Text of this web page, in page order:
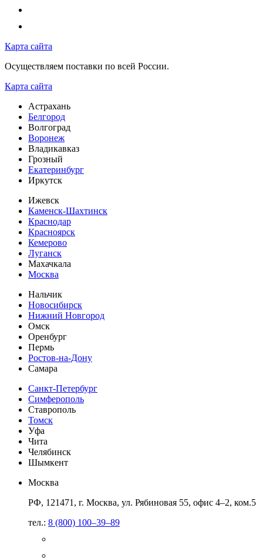
Карта сайта
Осуществляем поставки по всей России.
Карта сайта
Астрахань
Белгород
Волгоград
Воронеж
Владикавказ
Грозный
Екатеринбург
Иркутск
Ижевск
Каменск-Шахтинск
Краснодар
Красноярск
Кемерово
Луганск
Махачкала
Москва
Нальчик
Новосибирск
Нижний Новгород
Омск
Оренбург
Пермь
Ростов-на-Дону
Самара
Санкт-Петербург
Симферополь
Ставрополь
Томск
Уфа
Чита
Челябинск
Шымкент
Москва
РФ, 121471, г. Москва, ул. Рябиновая 55, офис 4–2, ком.5
тел.: 8 (800) 100–39–89